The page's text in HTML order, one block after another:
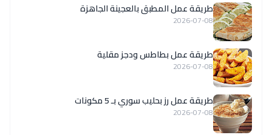
طريقة عمل المطبق بالعجينة الجاهزة
2026-07-08
طريقة عمل بطاطس ودجز مقلية
2026-07-08
طريقة عمل رز بحليب سوري بـ 5 مكونات
2026-07-08